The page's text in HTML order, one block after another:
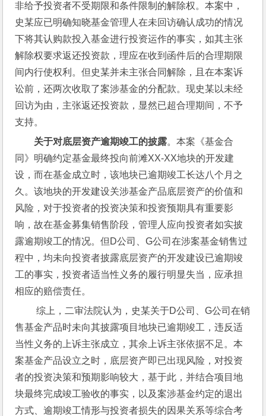
非给予投资者不受期限和条件限制的解除权。本案中，
史某应已明确知晓基金管理人在未回访确认成功的情况
下将其认购款投入基金进行投资运作的事实，如其主张
解除权要求返还投资款，理应在收到函件后的合理期限
间内行使权利。但史某并未主张合同解除，且在本案诉
讼前，还两次收取了案涉基金的分配款。现史某以未经
回访为由，主张返还投资款，显然已超合理期间，不予
支持。
关于对底层资产逾期竣工的披露。本案《基金合
同》明确约定基金最终投向前滩XX-XX地块的开发建
设，而在基金成立时，该地块已逾期竣工长达八个月之
久。该地块的开发建设关涉基金产品底层资产的价值和
风险，对于投资者的投资决策和投资预期具有重要影
响，故在基金募集销售阶段，管理人应向投资者如实披
露逾期竣工的情况。但D公司、G公司在涉案基金销售过
程中，均未向投资者披露底层资产的开发建设已逾期竣
工的事实，投资者适当性义务的履行明显失当，应承担
相应的赔偿责任。
综上，二审法院认为，史某关于D公司、G公司在销
售基金产品时未向其披露项目地块已逾期竣工，违反适
当性义务的上诉主张成立，其余上诉主张依据不足。本
案基金产品设立之时，底层资产即已出现风险，对投资
者的投资决策和预期影响较大，基于此，并结合项目地
块最终完成竣工验收的事实，以及案涉基金约定的退出
方式、逾期竣工情形与投资者损失的因果关系等综合考